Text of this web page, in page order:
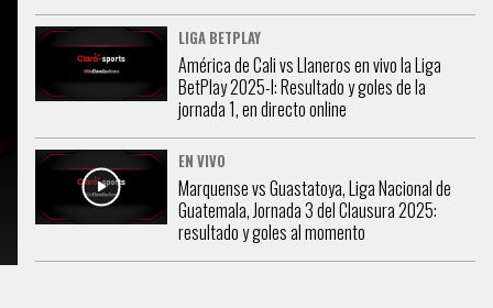
LIGA BETPLAY
América de Cali vs Llaneros en vivo la Liga
BetPlay 2025-l: Resultado y goles de la
jornada 1, en directo online
EN VIVO
Marquense vs Guastatoya, Liga Nacional de
Guatemala, Jornada 3 del Clausura 2025:
resultado y goles al momento